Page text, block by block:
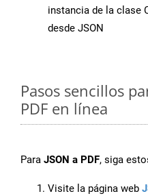
instancia de la clase
desde JSON
Pasos sencillos
PDF en línea
Para JSON a PDF, siga
Visite la página web